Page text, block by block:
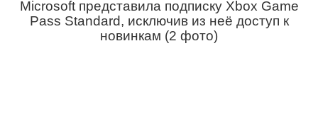
Microsoft представила подписку Xbox Game
Pass Standard, исключив из неё доступ к
новинкам (2 фото)